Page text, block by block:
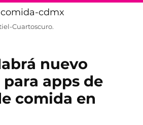
Cuartoscuro.
nuevo
apps de
comida en